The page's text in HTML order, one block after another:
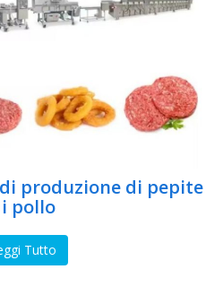
produzione di pepite
pollo
Tutto